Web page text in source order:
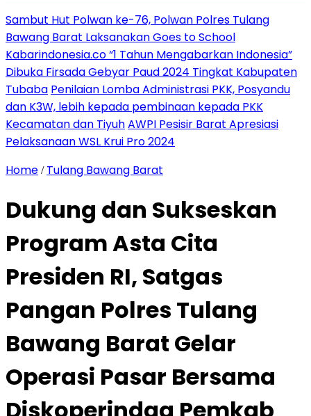
Sambut Hut Polwan ke-76, Polwan Polres Tulang
Bawang Barat Laksanakan Goes to School
Kabarindonesia.co “1 Tahun Mengabarkan Indonesia”
Dibuka Firsada Gebyar Paud 2024 Tingkat Kabupaten
Tubaba Penilaian Lomba Administrasi PKK, Posyandu
dan K3W, lebih kepada pembinaan kepada PKK
Kecamatan dan TiyuhAWPI Pesisir Barat Apresiasi
Pelaksanaan WSL Krui Pro 2024
Home / Tulang Bawang Barat
Dukung dan Sukseskan
Program Asta Cita
Presiden RI, Satgas
Pangan Polres Tulang
Bawang Barat Gelar
Operasi Pasar Bersama